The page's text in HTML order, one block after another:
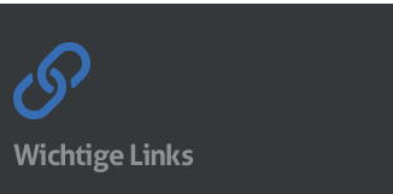
Wichtige Links